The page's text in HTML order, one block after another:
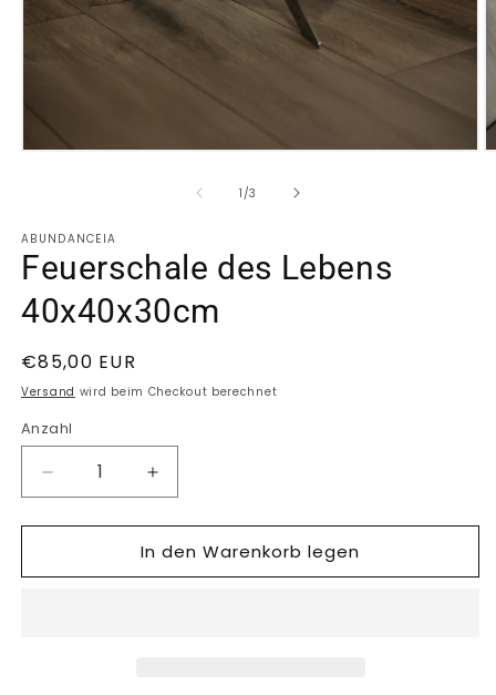
1 /von
3
ABUNDANCEIA
Feuerschale des Lebens
40x40x30cm
Normaler
Preis
€85,00 EUR
Versand wird beim Checkout berechnet
Anzahl
Anzahl
Verringere
die
Menge
Feuerschale
Erhöhe
die
Menge
für
Feuerschale
In den Warenkorb legen